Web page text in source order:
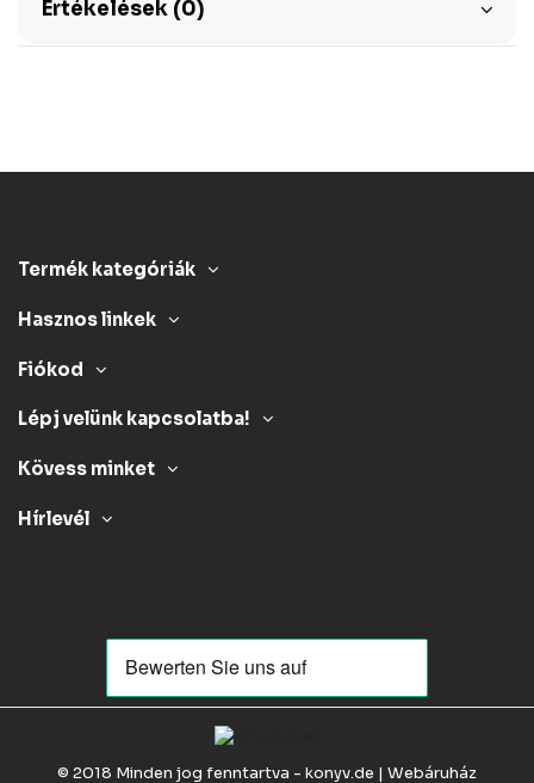
Értékelések (0)
Termék kategóriák
Hasznos linkek
Fiókod
Lépj velünk kapcsolatba!
Kövess minket
Hírlevél
© 2018 Minden jog fenntartva - konyv.de | Webáruház